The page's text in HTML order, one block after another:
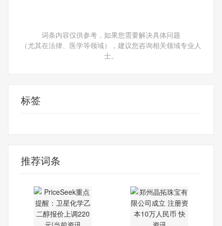
词条内容仅供参考，如果您需要解决具体问题
（尤其在法律、医学等领域），建议您咨询相关领域专业人
士。
标签
推荐词条